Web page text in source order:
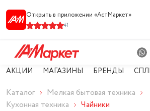
Открыть в приложении «АстМарке‪т‬»
41
АКЦИИ МАГАЗИНЫ БРЕНДЫ
Каталог
Мелкая бытовая техника
Кухонная техника
Чайники